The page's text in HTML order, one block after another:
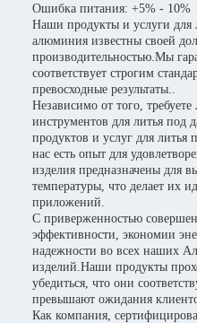
Ошибка питания: +5% - 10%
Наши продукты и услуги для
алюминия известны своей
производительностью.Мы
соответствует строгим
превосходные результаты..
Независимо от того,
инструментов для литья под
продуктов и услуг для
нас есть опыт для
изделия предназначены для
температуры, что делает их
приложений.
С приверженностью
эффективности, экономии
надежности во всех наших
изделий.Наши продукты
убедиться, что они
превышают ожидания
Как компания,